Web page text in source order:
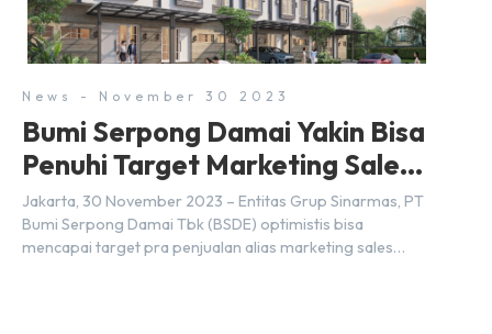
Sebab Serpong dan BSD merupakan dua kawasan yang
berbeda. Berikut penjelasannya. Baca Juga: […]
News - November 30 2023
Bumi Serpong Damai Yakin Bisa
Penuhi Target Marketing Sales
Tahun 2023
Jakarta, 30 November 2023 – Entitas Grup Sinarmas, PT
Bumi Serpong Damai Tbk (BSDE) optimistis bisa
mencapai target pra penjualan alias marketing sales